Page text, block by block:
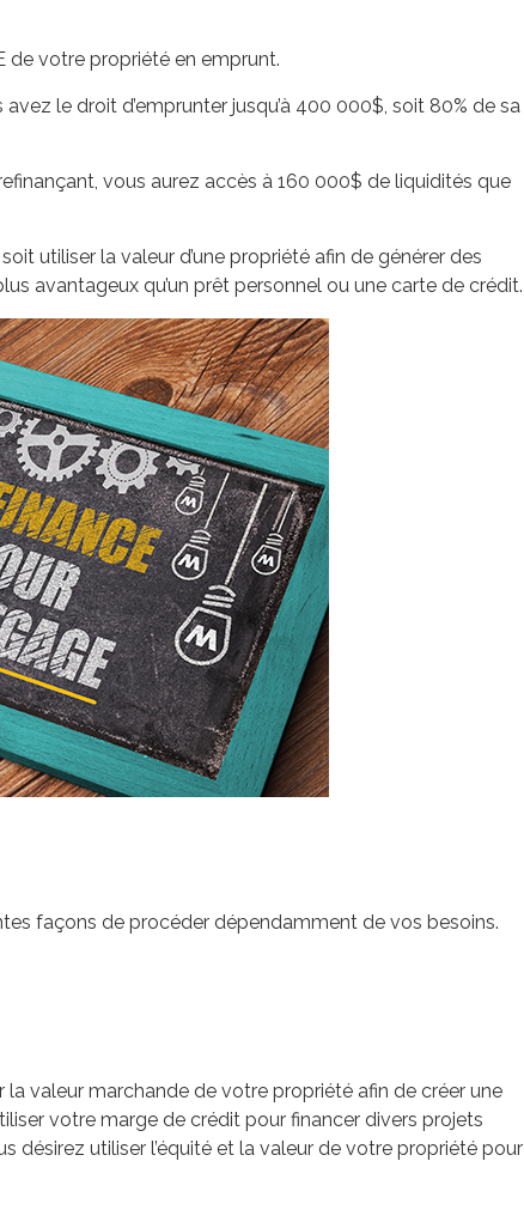
de votre propriété en emprunt.
le droit d’emprunter jusqu’à 400 000$, soit 80% de sa
vous aurez accès à 160 000$ de liquidités que
utiliser la valeur d’une propriété afin de générer des
avantageux qu’un prêt personnel ou une carte de crédit.
façons de procéder dépendamment de vos besoins.
la valeur marchande de votre propriété afin de créer une
votre marge de crédit pour financer divers projets
désirez utiliser l’équité et la valeur de votre propriété pour